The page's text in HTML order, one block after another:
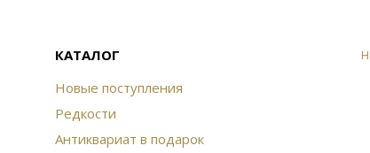
КАТАЛОГ
Новые поступления
Редкости
Антиквариат в подарок